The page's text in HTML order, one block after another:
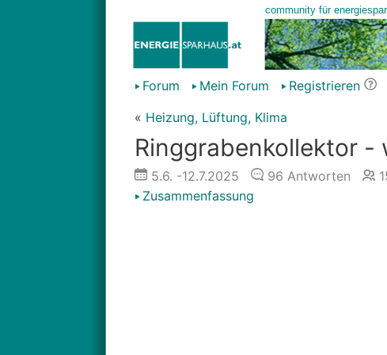
Forum Mein Forum Registrieren
« Heizung, Lüftung, Klima
Ringgrabenkollektor -
5.6. -12.7.2025 96 Antworten
Zusammenfassung